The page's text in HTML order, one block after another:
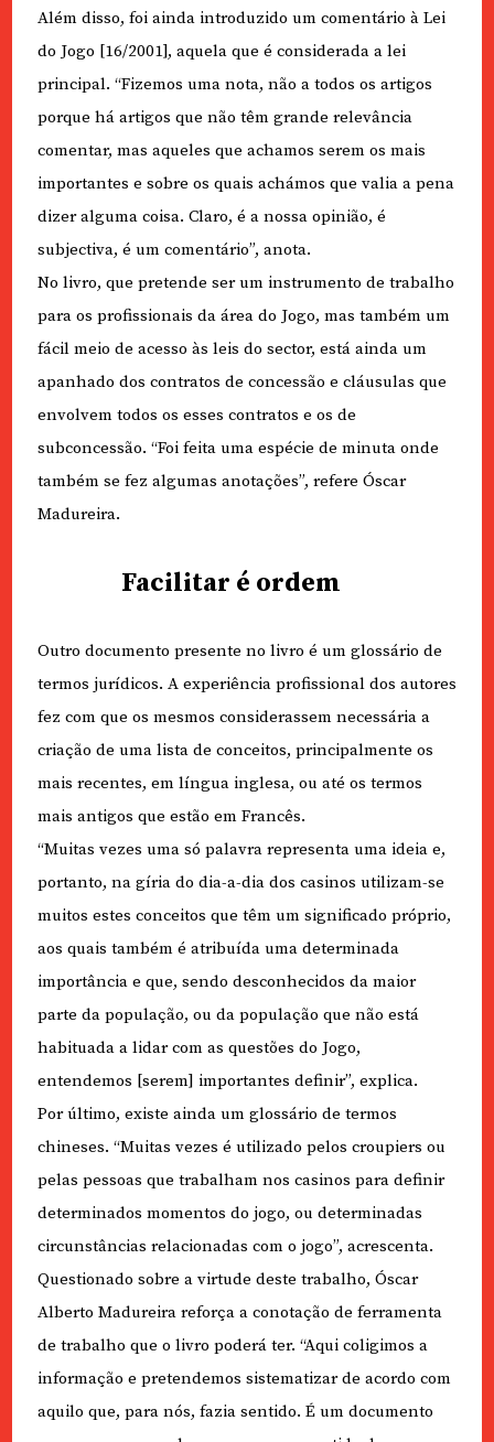
Além disso, foi ainda introduzido um comentário à Lei
do Jogo [16/2001], aquela que é considerada a lei
principal. “Fizemos uma nota, não a todos os artigos
porque há artigos que não têm grande relevância
comentar, mas aqueles que achamos serem os mais
importantes e sobre os quais achámos que valia a pena
dizer alguma coisa. Claro, é a nossa opinião, é
subjectiva, é um comentário”, anota.
No livro, que pretende ser um instrumento de trabalho
para os profissionais da área do Jogo, mas também um
fácil meio de acesso às leis do sector, está ainda um
apanhado dos contratos de concessão e cláusulas que
envolvem todos os esses contratos e os de
subconcessão. “Foi feita uma espécie de minuta onde
também se fez algumas anotações”, refere Óscar
Madureira.
Facilitar é ordem
Outro documento presente no livro é um glossário de
termos jurídicos. A experiência profissional dos autores
fez com que os mesmos considerassem necessária a
criação de uma lista de conceitos, principalmente os
mais recentes, em língua inglesa, ou até os termos
mais antigos que estão em Francês.
“Muitas vezes uma só palavra representa uma ideia e,
portanto, na gíria do dia-a-dia dos casinos utilizam-se
muitos estes conceitos que têm um significado próprio,
aos quais também é atribuída uma determinada
importância e que, sendo desconhecidos da maior
parte da população, ou da população que não está
habituada a lidar com as questões do Jogo,
entendemos [serem] importantes definir”, explica.
Por último, existe ainda um glossário de termos
chineses. “Muitas vezes é utilizado pelos croupiers ou
pelas pessoas que trabalham nos casinos para definir
determinados momentos do jogo, ou determinadas
circunstâncias relacionadas com o jogo”, acrescenta.
Questionado sobre a virtude deste trabalho, Óscar
Alberto Madureira reforça a conotação de ferramenta
de trabalho que o livro poderá ter. “Aqui coligimos a
informação e pretendemos sistematizar de acordo com
aquilo que, para nós, fazia sentido. É um documento